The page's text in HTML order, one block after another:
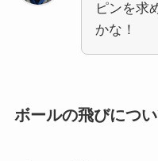
ピンを求
かな！
ボールの飛びにつ